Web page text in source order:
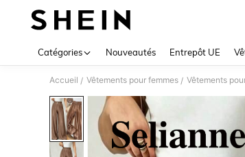
Catégories Nouveautés Entrepôt UE
Accueil / Vêtements pour femmes / Vêtements